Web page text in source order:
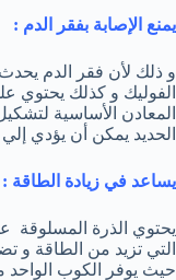
يمنع الإصابة بفقر الدم :
الفوليك و كذلك يحتوي
المعادن الأساسية
الحديد يمكن أن يؤدي
يساعد في زيادة الطاقة :
يحتوي الذرة المسلوقة
التي تزيد من الطاقة